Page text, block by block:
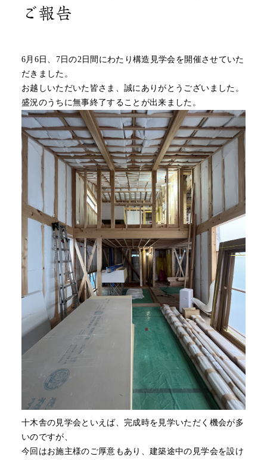
ご報告
6月6日、7日の2日間にわたり構造見学会を開催させていた
だきました。
お越しいただいた皆さま、誠にありがとうございました。
盛況のうちに無事終了することが出来ました。
十木舎の見学会といえば、完成時を見学いただく機会が多
いのですが、
今回はお施主様のご厚意もあり、建築途中の見学会を設け